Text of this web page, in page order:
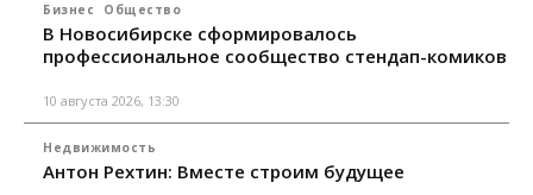
Бизнес Общество
В Новосибирске сформировалось
профессиональное сообщество стендап-комиков
10 августа 2026, 13:30
Недвижимость
Антон Рехтин: Вместе строим будущее